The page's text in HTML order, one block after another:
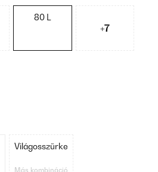
80 L
+7
Világosszürke
Más kombináció